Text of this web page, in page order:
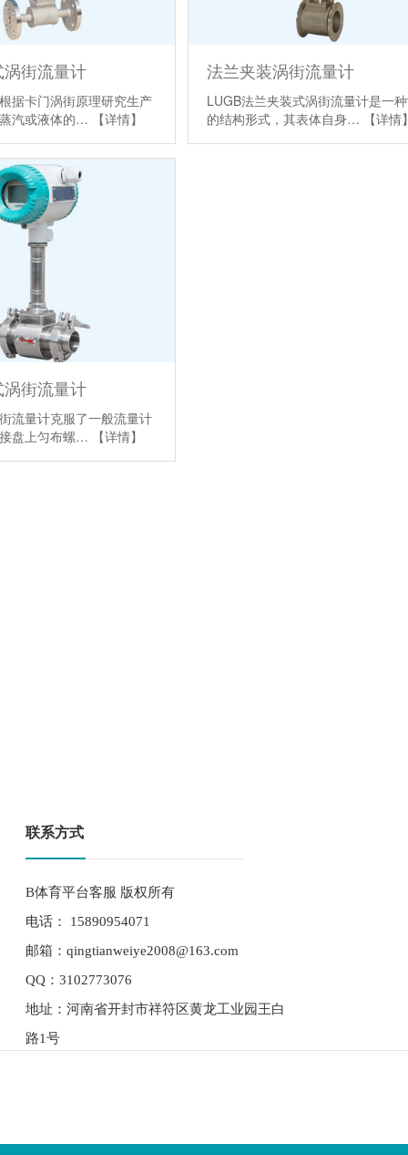
街流量计
据卡门涡街原理研究生产
汽或液体的…
【详情】
法兰夹装涡街流量计
LUGB法兰夹装式涡街流量计是一
的结构形式，其表体自身…
【详情
街流量计
流量计克服了一般流量计
盘上匀布螺…
【详情】
联系方式
B体育平台客服 版权所有
电话： 15890954071
邮箱：qingtianweiye2008@163.com
QQ：3102773076
地址：河南省开封市祥符区黄龙工业园王白
路1号